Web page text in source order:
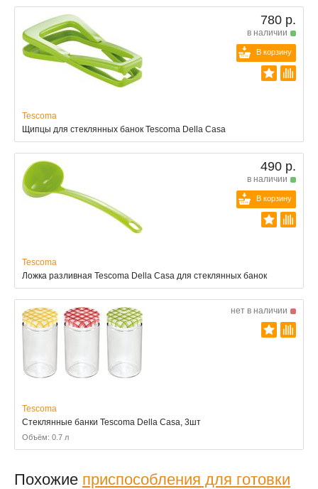
780 р.
в наличии
В корзину
Tescoma
Щипцы для стеклянных банок Tescoma Della Casa
490 р.
в наличии
В корзину
Tescoma
Ложка разливная Tescoma Della Casa для стеклянных банок
нет в наличии
Tescoma
Стеклянные банки Tescoma Della Casa, 3шт
Объём: 0.7 л
Похожие приспособления для готовки